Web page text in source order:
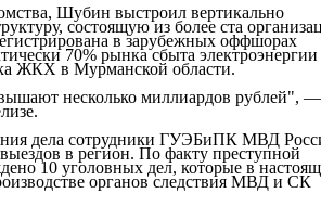
Шубин выстроил вертикально
состоящую из более ста
в зарубежных оффшорах
70% рынка сбыта электроэнергии
ЖКХ в Мурманской области.
несколько миллиардов рублей", —
дела сотрудники ГУЭБиПК МВД
в регион. По факту преступной
10 уголовных дел, которые в
органов следствия МВД и СК